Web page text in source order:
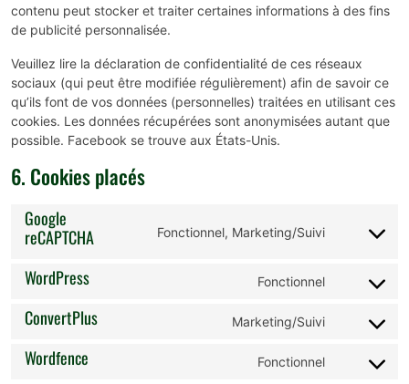
contenu peut stocker et traiter certaines informations à des fins
de publicité personnalisée.
Veuillez lire la déclaration de confidentialité de ces réseaux
sociaux (qui peut être modifiée régulièrement) afin de savoir ce
qu’ils font de vos données (personnelles) traitées en utilisant ces
cookies. Les données récupérées sont anonymisées autant que
possible. Facebook se trouve aux États-Unis.
6. Cookies placés
Google
reCAPTCHA
Fonctionnel, Marketing/Suivi
WordPress Fonctionnel
ConvertPlus Marketing/Suivi
Wordfence Fonctionnel